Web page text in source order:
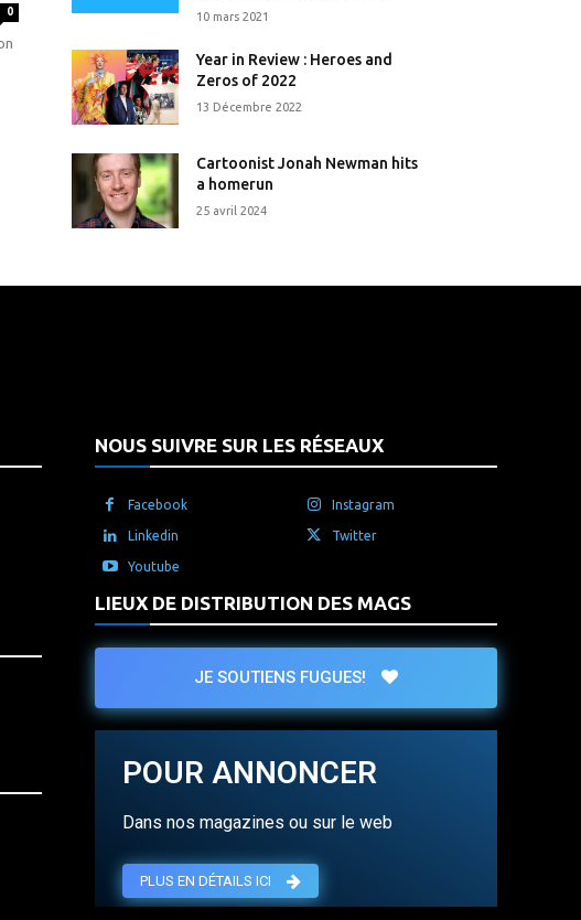
0 10 mars 2021
Year in Review : Heroes and
Zeros of 2022
13 Décembre 2022
Cartoonist Jonah Newman hits
a homerun
25 avril 2024
NOUS SUIVRE SUR LES RÉSEAUX
Facebook Instagram
Linkedin Twitter
Youtube
LIEUX DE DISTRIBUTION DES MAGS
JE SOUTIENS FUGUES!
POUR ANNONCER
Dans nos magazines ou sur le web
PLUS EN DÉTAILS ICI